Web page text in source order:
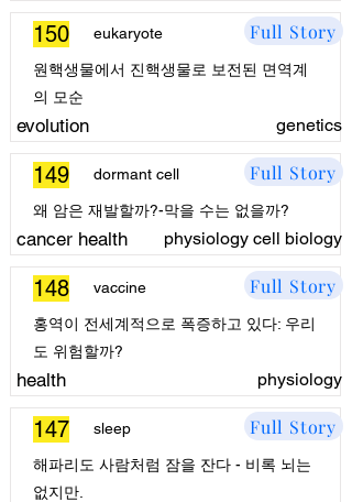
150 Full Story
eukaryote
원핵생물에서 진핵생물로 보전된 면역계
의 모순
evolution genetics
149 Full Story
dormant cell
왜 암은 재발할까?-막을 수는 없을까?
cancer health physiology cell biology
148 Full Story
vaccine
홍역이 전세계적으로 폭증하고 있다: 우리
도 위험할까?
health physiology
147 Full Story
sleep
해파리도 사람처럼 잠을 잔다 - 비록 뇌는
없지만.